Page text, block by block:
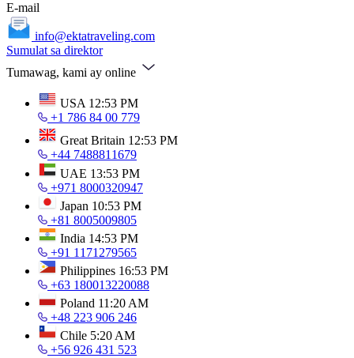
E-mail
info@ektatraveling.com
Sumulat sa direktor
Tumawag, kami ay online
USA 12:53 PM
+1 786 84 00 779
Great Britain 12:53 PM
+44 7488811679
UAE 13:53 PM
+971 8000320947
Japan 10:53 PM
+81 8005009805
India 14:53 PM
+91 1171279565
Philippines 16:53 PM
+63 180013220088
Poland 11:20 AM
+48 223 906 246
Chile 5:20 AM
+56 926 431 523